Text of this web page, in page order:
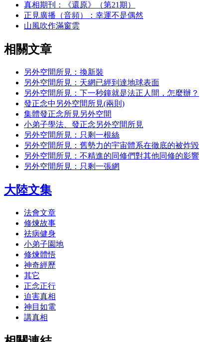
真相期刊：《還原》（第21期）
正見廣播（音頻）：幸運不是偶然
山風吹作滿窗雲
相關文章
另外空間所見：換新裝
另外空間所見：天網已經到達地球表面
另外空間所見：下一秒鐘就是法正人間，怎麼辦？
發正念中另外空間所見(兩則)
集體發正念所見另外空間
小弟子學法、發正念另外空間所見
另外空間所見：只剩一根絲
另外空間所見：舊勢力的宇宙體系在徹底的被炸毀
另外空間所見：不精進的同修們對其他同修的影響
另外空間所見：只剩一張網
大陸文集
法會文章
修煉故事
祛病健身
小弟子園地
修煉體悟
神奇經歷
其它
正念正行
迫害真相
神目如電
講真相